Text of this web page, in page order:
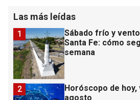
Las más leídas
Sábado frío y
Santa Fe: cómo
semana
1
Horóscopo de
agosto
2